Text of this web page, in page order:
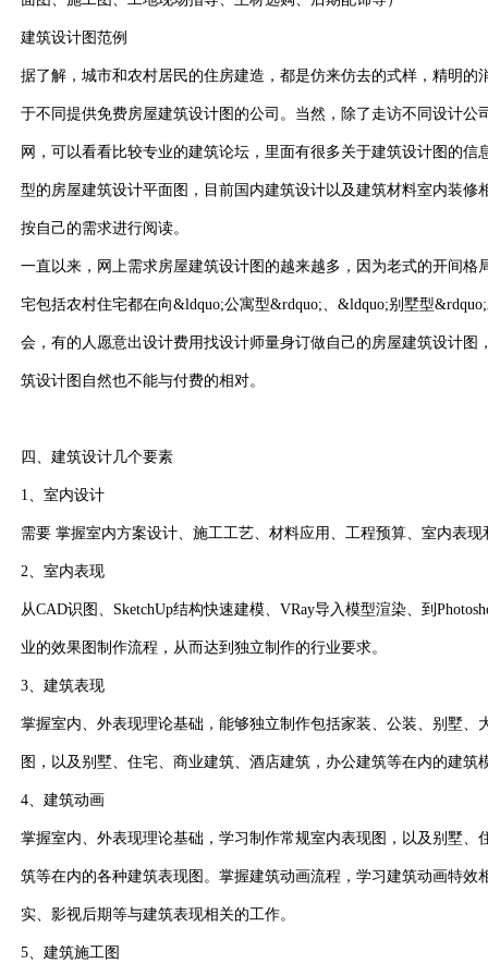
建筑设计图范例
据了解，城市和农村居民的住房建造，都是仿来仿去的式样，精明的
于不同提供免费房屋建筑设计图的公司。当然，除了走访不同设计公
网，可以看看比较专业的建筑论坛，里面有很多关于建筑设计图的信
型的房屋建筑设计平面图，目前国内建筑设计以及建筑材料室内装修
按自己的需求进行阅读。
一直以来，网上需求房屋建筑设计图的越来越多，因为老式的开间格
宅包括农村住宅都在向&ldquo;公寓型&rdquo;、&ldquo;别墅型
会，有的人愿意出设计费用找设计师量身订做自己的房屋建筑设计图
筑设计图自然也不能与付费的相对。
四、建筑设计几个要素
1、室内设计
需要 掌握室内方案设计、施工工艺、材料应用、工程预算、室内表
2、室内表现
从CAD识图、SketchUp结构快速建模、VRay导入模型渲染、到
业的效果图制作流程，从而达到独立制作的行业要求。
3、建筑表现
掌握室内、外表现理论基础，能够独立制作包括家装、公装、别墅、
图，以及别墅、住宅、商业建筑、酒店建筑，办公建筑等在内的建筑
4、建筑动画
掌握室内、外表现理论基础，学习制作常规室内表现图，以及别墅、
筑等在内的各种建筑表现图。掌握建筑动画流程，学习建筑动画特效
实、影视后期等与建筑表现相关的工作。
5、建筑施工图